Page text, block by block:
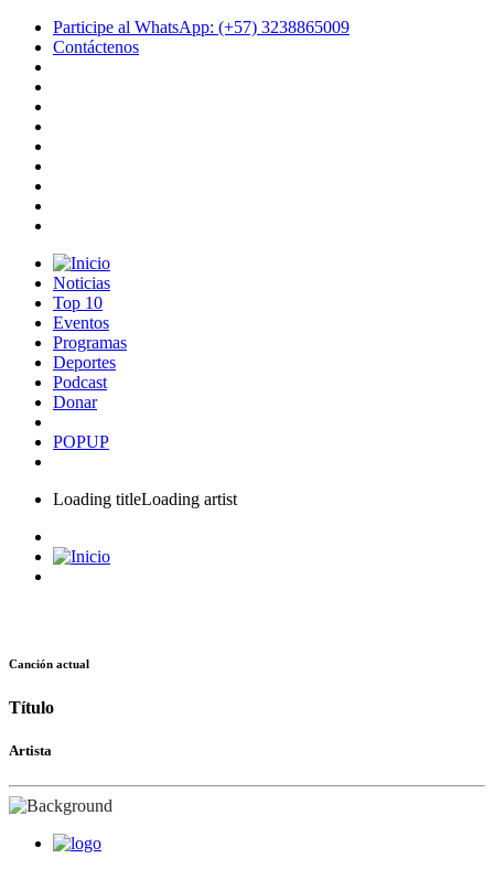
Participe al WhatsApp: (+57) 3238865009
Contáctenos
Noticias
Top 10
Eventos
Programas
Deportes
Podcast
Donar
POPUP
Loading titleLoading artist
Canción actual
Título
Artista